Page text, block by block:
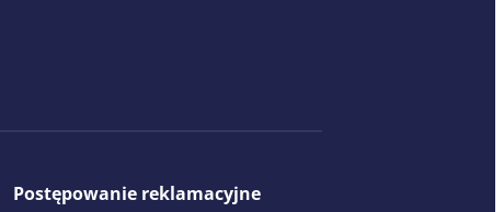
Postępowanie reklamacyjne